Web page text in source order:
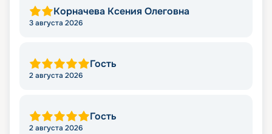
Корначева Ксения Олеговна
3 августа 2026
Гость
2 августа 2026
Гость
2 августа 2026